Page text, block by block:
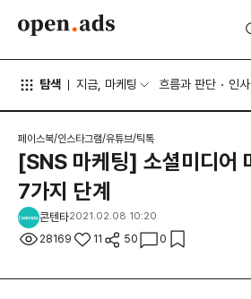
탐색 지금, 마케팅 흐름과 판단 인
페이스북/인스타그램/유튜브/틱톡
[SNS 마케팅] 소셜미디어
7가지 단계
콘텐타2021.02.08 10:20
28169 11 50 0